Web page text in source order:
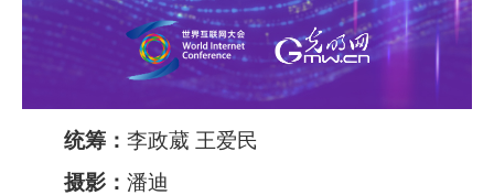
统筹：李政葳 王爱民
摄影：潘迪